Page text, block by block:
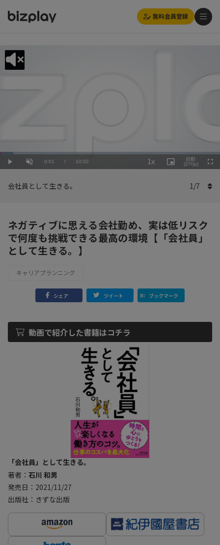
無料会員登録
Play UnmuteCurrent
0:01 / Duration
10:02
Loaded:
5.99%
1x
Rate
Picture-
in-
自動
(270p)
会社員として生きる。 1/7
ネガティブに思える会社勤め、実は低リスク
で何度も挑戦できる最高の環境【「会社員」
として生きる。】
キャリアプランニング
シェア ツイート ブックマーク
動画で紹介した書籍はコチラ
「会社員」として生きる。
著者： 石川 和男
発売日：2021/11/27
出版社：きずな出版